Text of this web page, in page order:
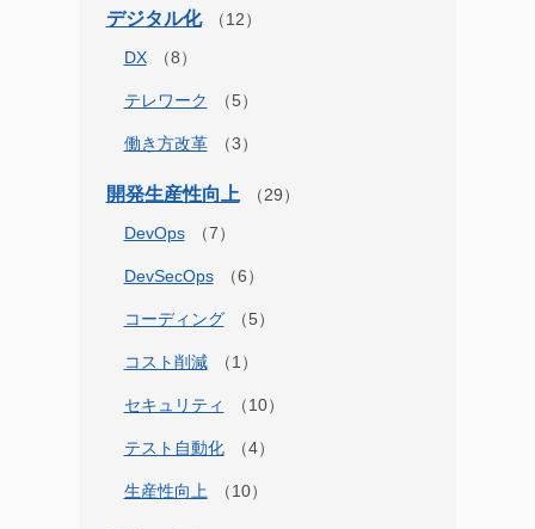
デジタル化
DX
テレワーク
働き方改革
開発生産性向上
DevOps
DevSecOps
コーディング
コスト削減
セキュリティ
テスト自動化
生産性向上